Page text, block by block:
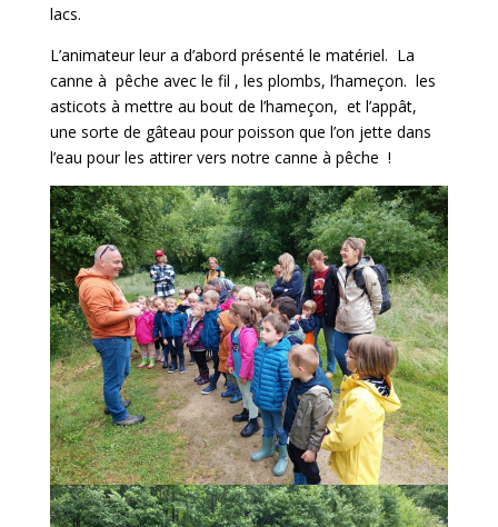
lacs.
L’animateur leur a d’abord présenté le matériel. La
canne à pêche avec le fil , les plombs, l’hameçon. les
asticots à mettre au bout de l’hameçon, et l’appât,
une sorte de gâteau pour poisson que l’on jette dans
l’eau pour les attirer vers notre canne à pêche !